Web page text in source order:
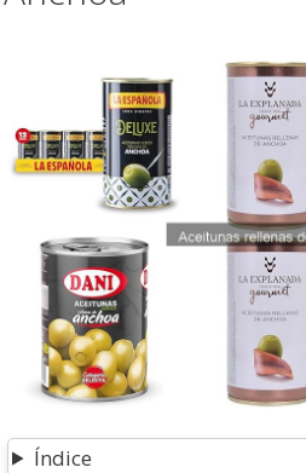
Índice